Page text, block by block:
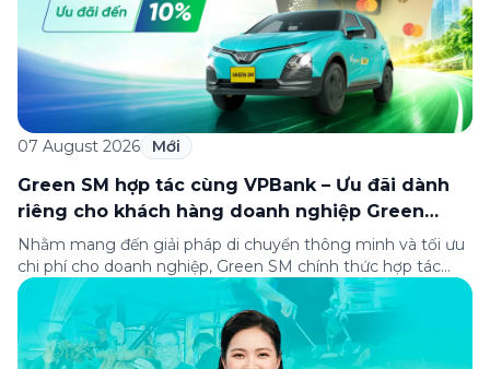
07 August 2026 Mới
Green SM hợp tác cùng VPBank – Ưu đãi dành
riêng cho khách hàng doanh nghiệp Green
Business
Nhằm mang đến giải pháp di chuyển thông minh và tối ưu
chi phí cho doanh nghiệp, Green SM chính thức hợp tác
cùng VPBank triển khai chương trình ưu đãi dành riêng cho
khách hàng đăng ký thẻ Doanh nghiệp Green Business.
Thông qua chương trình, doanh nghiệp có thể tận hưởng
nhiều ưu […]